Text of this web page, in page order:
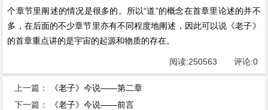
个章节里阐述的情况是很多的。所以“道”的概念在首章里论述的并不
多，在后面的不少章节里亦有不同程度地阐述，因此可以说《老子》
的首章重点讲的是宇宙的起源和物质的存在。
阅读:250563 评论:0
上一篇：
《老子》今说——第二章
下一篇：
《老子》今说——前言